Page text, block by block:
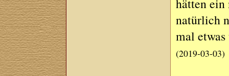
hätten ein
natürlich
mal
(2019-03-03)